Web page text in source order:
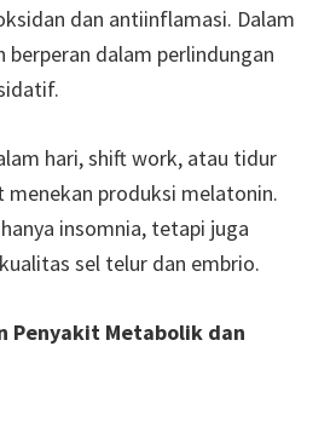
dan antiinflamasi. Dalam
dalam perlindungan
hari, shift work, atau tidur
produksi melatonin.
insomnia, tetapi juga
sel telur dan embrio.
Penyakit Metabolik dan